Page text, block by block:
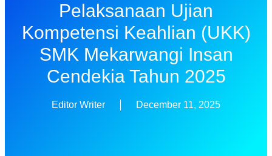
Pelaksanaan Ujian
Kompetensi Keahlian (UKK)
SMK Mekarwangi Insan
Cendekia Tahun 2025
Editor Writer December 11, 2025